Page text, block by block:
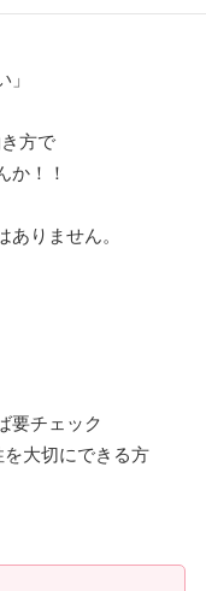
方で
か！！
りません。
要チェック
大切にできる方